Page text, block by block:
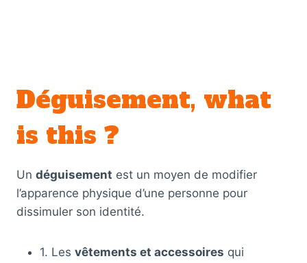
Déguisement, what
is this ?
Un déguisement est un moyen de modifier
l’apparence physique d’une personne pour
dissimuler son identité.
1. Les vêtements et accessoires qui